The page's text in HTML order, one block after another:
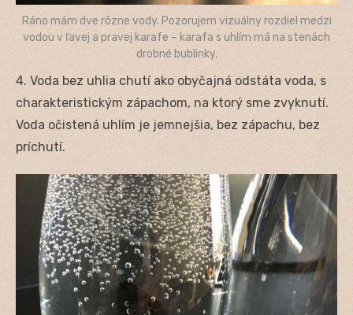
Ráno mám dve rôzne vody. Pozorujem vizuálny rozdiel medzi
vodou v ľavej a pravej karafe – karafa s uhlím má na stenách
drobné bublinky.
4. Voda bez uhlia chutí ako obyčajná odstáta voda, s
charakteristickým zápachom, na ktorý sme zvyknutí.
Voda očistená uhlím je jemnejšia, bez zápachu, bez
príchutí.